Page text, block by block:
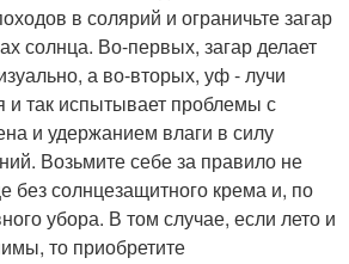
в солярий и ограничьте загар
солнца. Во-первых, загар делает
а во-вторых, уф - лучи
и так испытывает проблемы с
и удержанием влаги в силу
Возьмите себе за правило не
без солнцезащитного крема и, по
убора. В том случае, если лето и
то приобретите